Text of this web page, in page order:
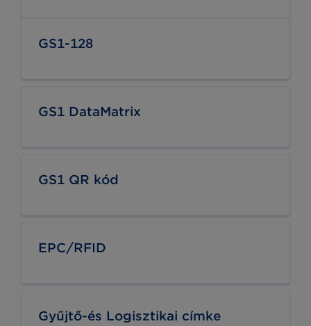
GS1-128
GS1 DataMatrix
GS1 QR kód
EPC/RFID
Gyűjtő-és Logisztikai címke